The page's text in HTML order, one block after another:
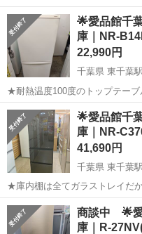
🌟愛品館千
庫｜NR-
22,990円
千葉県 東千葉駅
★耐熱温度100度のトップテー
見やすく、出し入れしやすい
♪ ----------------------------------------...
千葉 千葉市 東千葉駅
🌟愛品館千
庫｜NR-
41,690円
千葉県 東千葉駅
★庫内棚は全てガラストレイ
容量も十分で、天面LED照明
です♪ --------------------------------------
千葉 千葉市 東千葉駅
商談中 🌟愛
庫｜R-